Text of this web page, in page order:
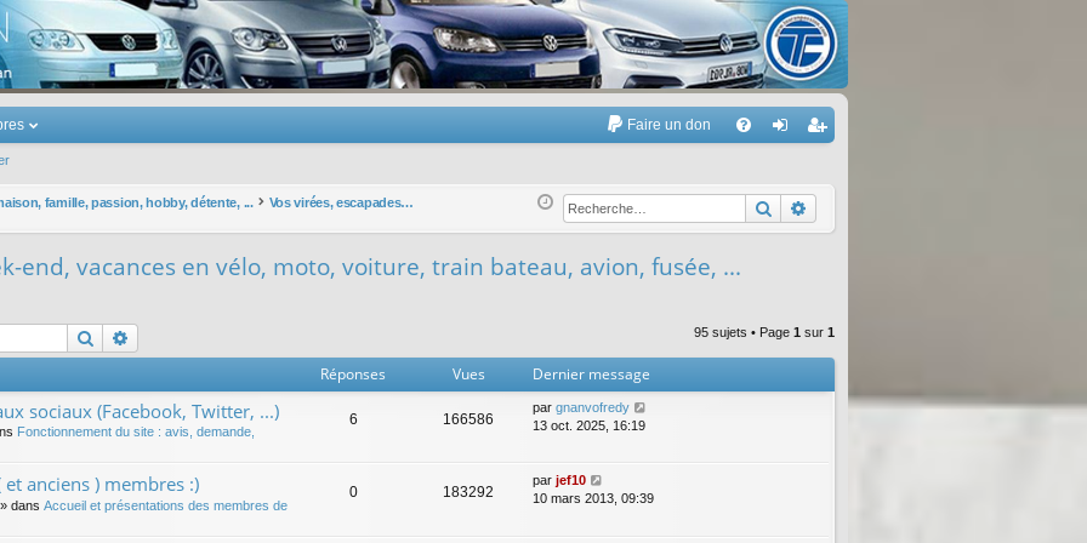
Touran
Faire un don
Q ne
xi
nr
eg
r
famille, passion, hobby, détente, ... Vos virées, escapades, week-end, vacances en vélo, moto, voiture, train bateau, avion, fusée, ... Rechercher
end, vacances en vélo, moto, voiture, train bateau, avion, fusée, ...
Rechercher 95 sujets • Page 1 sur 1
Réponses Vues Dernier message
sociaux (Facebook, Twitter, ...)
Fonctionnement du site : avis, demande,
6 166586
par gnanvofredy
13 oct. 2025, 16:19
anciens ) membres :)
» dans Accueil et présentations des membres de
0 183292
par jef10
10 mars 2013, 09:39